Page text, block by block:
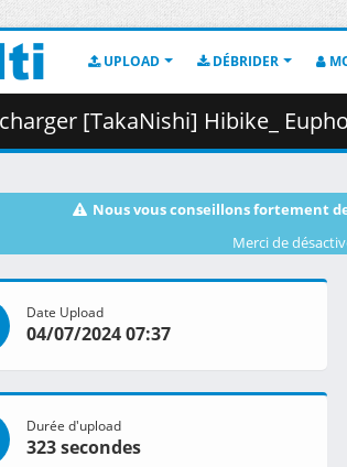
UPLOAD DÉBRIDER
[TakaNishi] Hibike_
Nous vous conseillons fortement
Merci de
Date Upload
04/07/2024 07:37
Durée d'upload
323 secondes